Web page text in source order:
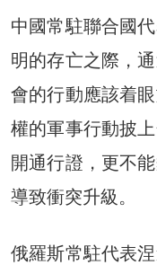
中國常駐聯合國
明的存亡之際，
會的行動應該着
權的軍事行動披
開通行證，更不
導致衝突升級。
俄羅斯常駐代表